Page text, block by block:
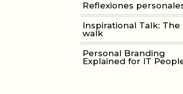
Reflexiones
Inspirational Talk: The
walk
Personal Branding
Explained for IT